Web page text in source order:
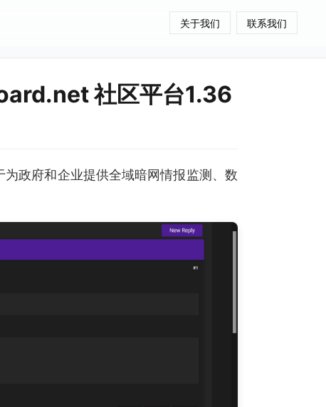
关于我们 联系我们
社区平台1.36
政府和企业提供全域暗网情报监测、数